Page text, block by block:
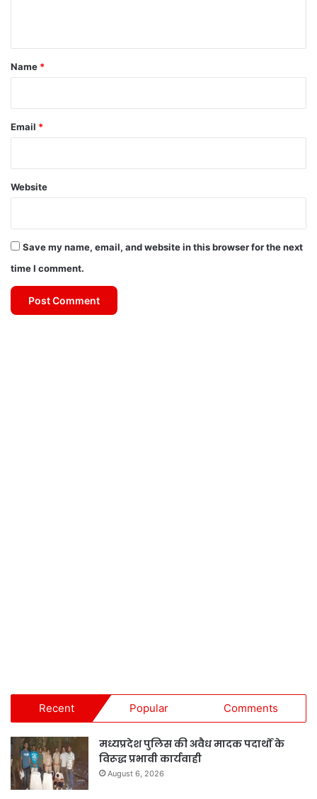
*
Name *
Email *
Website
Save my name, email, and website in this browser for the next
time I comment.
Recent Popular Comments
मध्यप्रदेश पुलिस की अवैध मादक पदार्थों के
विरूद्ध प्रभावी कार्यवाही
August 6, 2026